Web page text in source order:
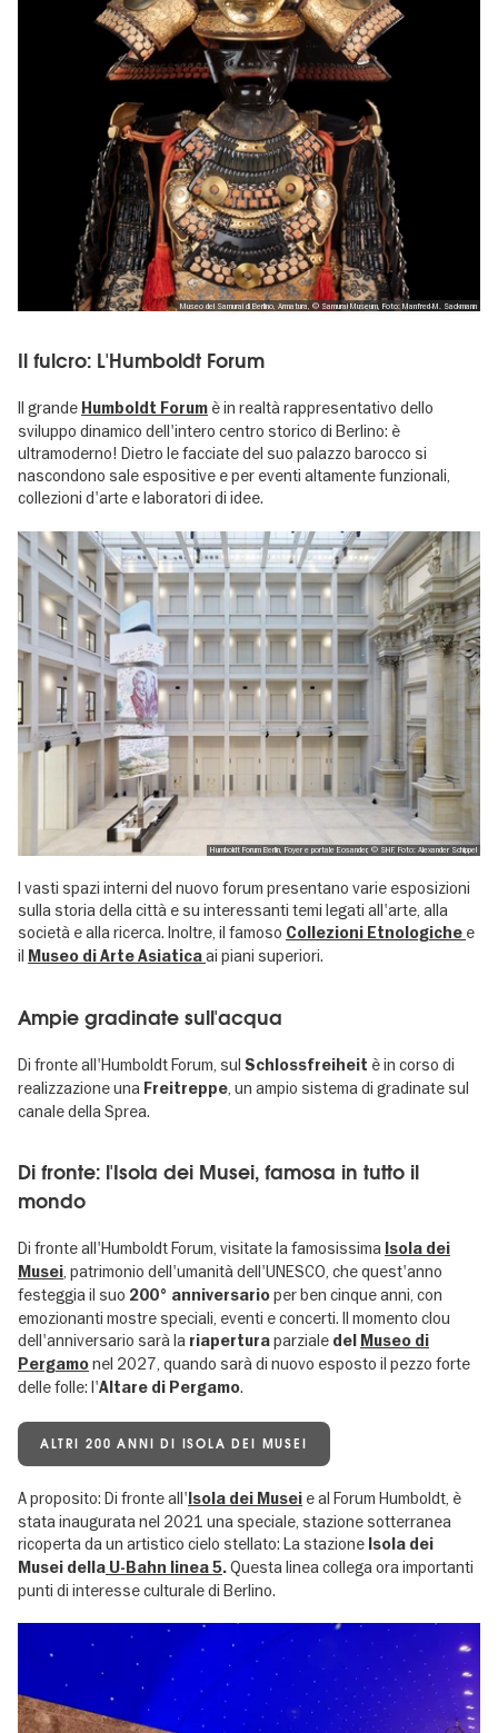
Museo del Samurai di Berlino, Armatura, © Samurai Museum, Foto: Manfred-M. Sackmann
Il fulcro: L'Humboldt Forum
Il grande Humboldt Forum è in realtà rappresentativo dello
sviluppo dinamico dell'intero centro storico di Berlino: è
ultramoderno! Dietro le facciate del suo palazzo barocco si
nascondono sale espositive e per eventi altamente funzionali,
collezioni d'arte e laboratori di idee.
Humboldt Forum Berlin, Foyer e portale Eosander, © SHF, Foto: Alexander Schippel
I vasti spazi interni del nuovo forum presentano varie esposizioni
sulla storia della città e su interessanti temi legati all'arte, alla
società e alla ricerca. Inoltre, il famoso Collezioni Etnologiche e
il Museo di Arte Asiaticaai piani superiori.
Ampie gradinate sull'acqua
Di fronte all'Humboldt Forum, sul Schlossfreiheit è in corso di
realizzazione una Freitreppe, un ampio sistema di gradinate sul
canale della Sprea.
Di fronte: l'Isola dei Musei, famosa in tutto il
mondo
Di fronte all'Humboldt Forum, visitate la famosissima Isola dei
Musei, patrimonio dell'umanità dell'UNESCO, che quest'anno
festeggia il suo 200° anniversarioper ben cinque anni, con
emozionanti mostre speciali, eventi e concerti. Il momento clou
dell'anniversario sarà la riaperturaparziale del Museo di
Pergamonel 2027, quando sarà di nuovo esposto il pezzo forte
delle folle: l'Altare di Pergamo.
ALTRI 200 ANNI DI ISOLA DEI MUSEI
A proposito: Di fronte all' Isola dei Musei e al Forum Humboldt, è
stata inaugurata nel 2021 una speciale, stazione sotterranea
ricoperta da un artistico cielo stellato: La stazione Isola dei
Musei della U-Bahn linea 5.Questa linea collega ora importanti
punti di interesse culturale di Berlino.